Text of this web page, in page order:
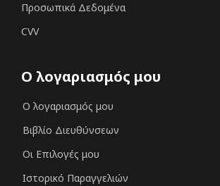
Προσωπικά Δεδομένα
CVV
Ο λογαριασμός μου
Ο λογαριασμός μου
Βιβλίο Διευθύνσεων
Οι Επιλογές μου
Ιστορικό Παραγγελιών